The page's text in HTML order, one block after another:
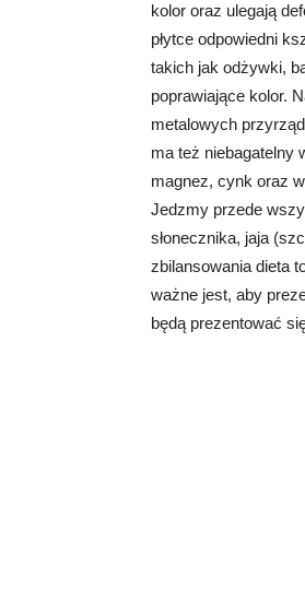
kolor oraz ulegają
płytce odpowiedni
takich jak odżywki,
poprawiające kolor.
metalowych
ma też niebagatelny
magnez, cynk oraz
Jedzmy przede
słonecznika, jaja
zbilansowania dieta
ważne jest, aby
będą prezentować